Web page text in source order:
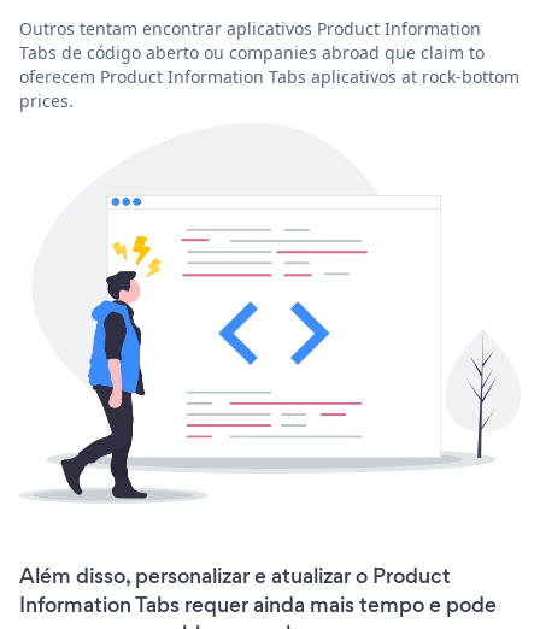
Outros tentam encontrar aplicativos Product Information
Tabs de código aberto ou companies abroad que claim to
oferecem Product Information Tabs aplicativos at rock-bottom
prices.
Além disso, personalizar e atualizar o Product
Information Tabs requer ainda mais tempo e pode